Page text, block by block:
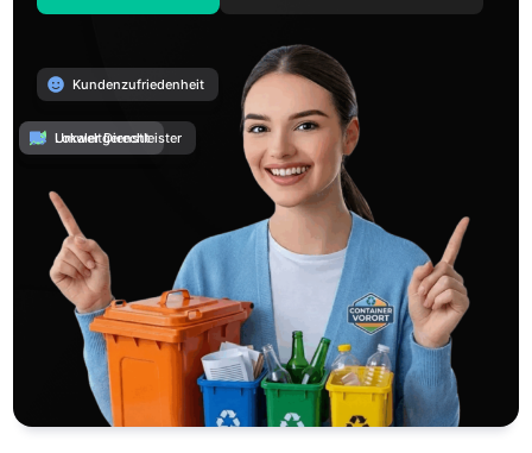
Kundenzufriedenheit
Umweltgerecht
Lokaler Dienstleister